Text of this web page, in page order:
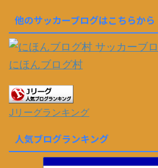
他のサッカーブログはこちらから
にほんブログ村
Jリーグランキング
人気ブログランキング